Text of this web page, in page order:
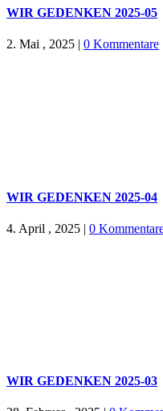
WIR GEDENKEN 2025-05
2. Mai , 2025 | 0 Kommentare
WIR GEDENKEN 2025-04
4. April , 2025 | 0
WIR GEDENKEN 2025-03